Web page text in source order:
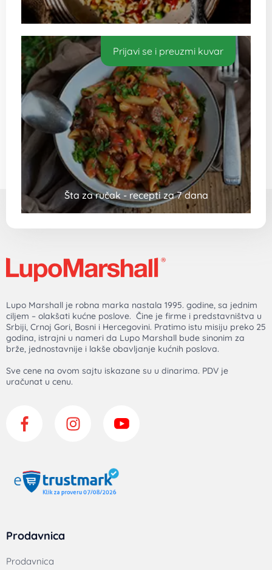
Prijavi se i preuzmi kuvar
Šta za ručak - recepti za 7 dana
Lupo Marshall je robna marka nastala 1995. godine, sa jednim
ciljem – olakšati kućne poslove. Čine je firme i predstavništva u
Srbiji, Crnoj Gori, Bosni i Hercegovini. Pratimo istu misiju preko 25
godina, istrajni u nameri da Lupo Marshall bude sinonim za
brže, jednostavnije i lakše obavljanje kućnih poslova.
Sve cene na ovom sajtu iskazane su u dinarima. PDV je
uračunat u cenu.
Prodavnica
Prodavnica